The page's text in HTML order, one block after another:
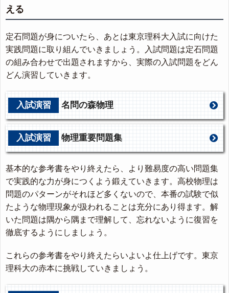
える
定石問題が身についたら、あとは東京理科大入試に向けた
実践問題に取り組んでいきましょう。入試問題は定石問題
の組み合わせで出題されますから、実際の入試問題をどん
どん演習していきます。
入試演習 名問の森物理
入試演習 物理重要問題集
基本的な参考書をやり終えたら、より難易度の高い問題集
で実践的な力が身につくよう鍛えていきます。高校物理は
問題のパターンがそれほど多くないので、本番の試験で似
たような物理現象が扱われることは充分にあり得ます。解
いた問題は隅から隅まで理解して、忘れないように復習を
徹底するようにしましょう。
これらの参考書をやり終えたらいよいよ仕上げです。東京
理科大の赤本に挑戦していきましょう。